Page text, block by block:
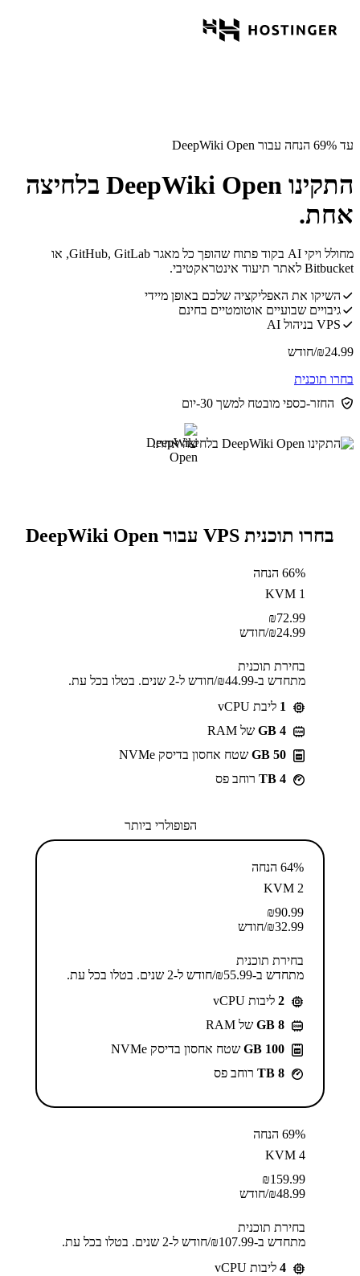
עד 69% הנחה עבור DeepWiki Open
התקינו DeepWiki Open בלחיצה
אחת.
מחולל ויקי AI בקוד פתוח שהופך כל מאגר GitHub, GitLab, או
Bitbucket לאתר תיעוד אינטראקטיבי.
השיקו את האפליקציה שלכם באופן מיידי
גיבויים שבועיים אוטומטיים בחינם
VPS בניהול AI
24.99
₪/חודש
בחרו תוכנית
החזר-כספי מובטח למשך 30-יום
בחרו תוכנית VPS עבור DeepWiki Open
66% הנחה
KVM 1
72.99
₪
24.99
₪/חודש
בחירת תוכנית
מתחדש ב-⁦44.99⁩₪/חודש ל-2 שנים. בטלו בכל עת.
1 ליבת vCPU
GB 4 של RAM
50 GB
שטח אחסון בדיסק NVMe
4 TB
רוחב פס
הפופולרי ביותר
64% הנחה
KVM 2
90.99
₪
32.99
₪/חודש
בחירת תוכנית
מתחדש ב-⁦55.99⁩₪/חודש ל-2 שנים. בטלו בכל עת.
2 ליבות vCPU
GB 8 של RAM
100 GB
שטח אחסון בדיסק NVMe
8 TB
רוחב פס
69% הנחה
KVM 4
159.99
₪
48.99
₪/חודש
בחירת תוכנית
מתחדש ב-⁦107.99⁩₪/חודש ל-2 שנים. בטלו בכל עת.
4 ליבות vCPU